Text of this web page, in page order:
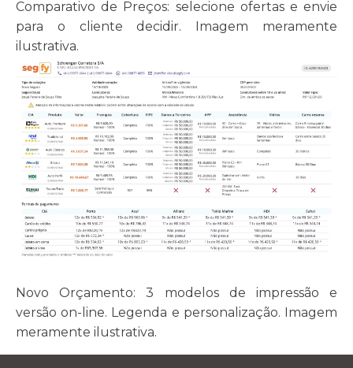
Comparativo de Preços: selecione ofertas e envie
para o cliente decidir. Imagem meramente
ilustrativa.
Novo Orçamento: 3 modelos de impressão e
versão on-line. Legenda e personalização. Imagem
meramente ilustrativa.